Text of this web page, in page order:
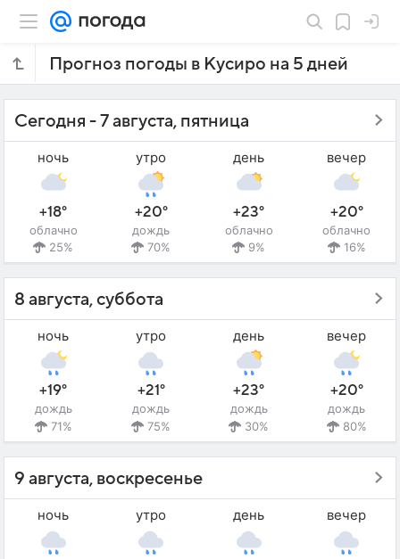
Прогноз погоды в Кусиро на 5 дней
Сегодня - 7 августа, пятница
ночь
+18°
облачно
25%
утро
+20°
дождь
70%
день
+23°
облачно
9%
вечер
+20°
облачно
16%
8 августа, суббота
ночь
+19°
дождь
71%
утро
+21°
дождь
75%
день
+23°
дождь
30%
вечер
+20°
дождь
80%
9 августа, воскресенье
ночь утро день вечер